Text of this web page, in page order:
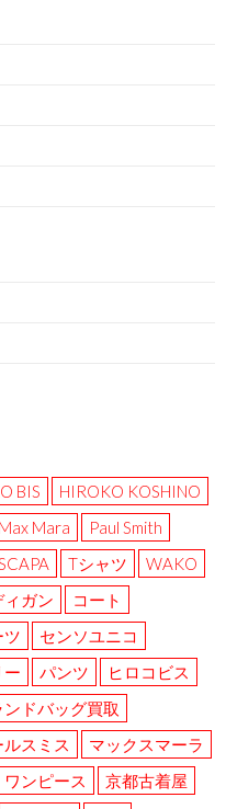
BIS
HIROKO KOSHINO
Max Mara
Paul Smith
Tシャツ
WAKO
ィガン
コート
ツ
センソユニコ
ー パンツ
ヒロコビス
ンドバッグ買取
ルスミス
マックスマーラ
ワンピース
京都古着屋